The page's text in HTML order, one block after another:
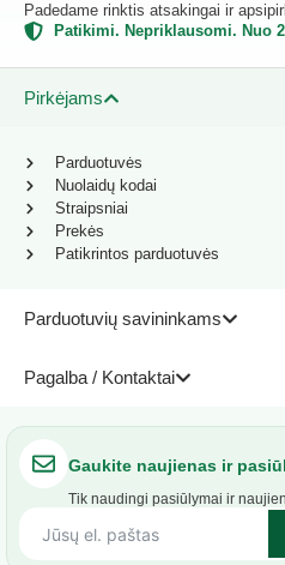
Padedame rinktis atsakingai ir
Patikimi. Nepriklausomi. Nuo
Pirkėjams
Parduotuvių savininkams
Pagalba / Kontaktai
Parduotuvės
Nuolaidų kodai
Straipsniai
Prekės
Patikrintos parduotuvės
Gaukite naujienas ir
Tik naudingi pasiūlymai ir